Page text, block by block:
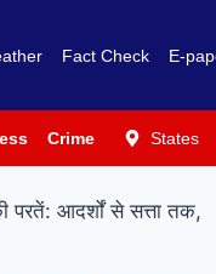
Fact Check E-
Crime PoliticsStates
परतें: आदर्शों से सत्ता तक,